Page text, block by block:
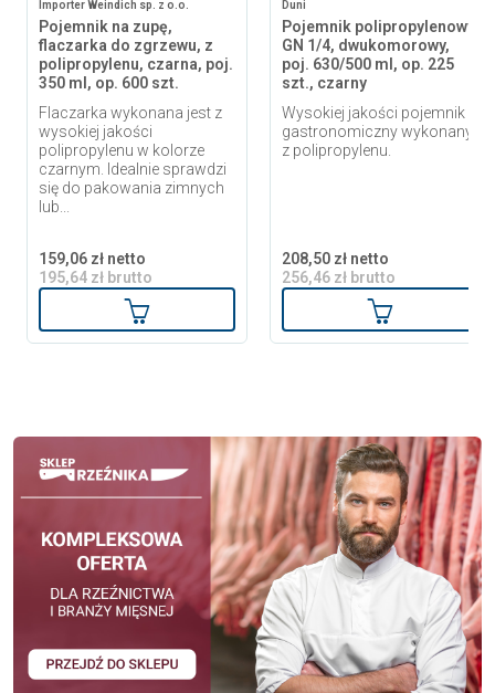
Importer Weindich sp. z o.o.
Pojemnik na zupę,
flaczarka do zgrzewu, z
polipropylenu, czarna, poj.
350 ml, op. 600 szt.
Flaczarka wykonana jest z
wysokiej jakości
polipropylenu w kolorze
czarnym. Idealnie sprawdzi
się do pakowania zimnych
lub...
159,06 zł netto
195,64 zł brutto
Dodaj do koszyka
Duni
Pojemnik polipropylenowy
GN 1/4, dwukomorowy,
poj. 630/500 ml, op. 225
szt., czarny
Wysokiej jakości pojemnik
gastronomiczny wykonany
z polipropylenu.
208,50 zł netto
256,46 zł brutto
Dodaj do